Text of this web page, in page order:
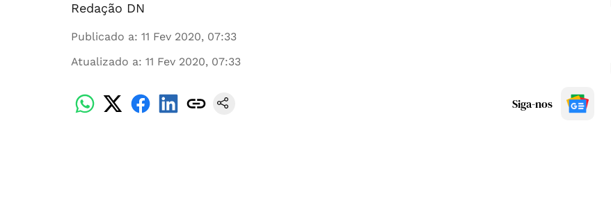
Redação DN
Publicado a: 11 Fev 2020, 07:33
Atualizado a: 11 Fev 2020, 07:33
Siga-nos